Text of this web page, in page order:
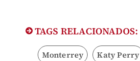
TAGS RELACIONADOS:
Monterrey Katy Perry